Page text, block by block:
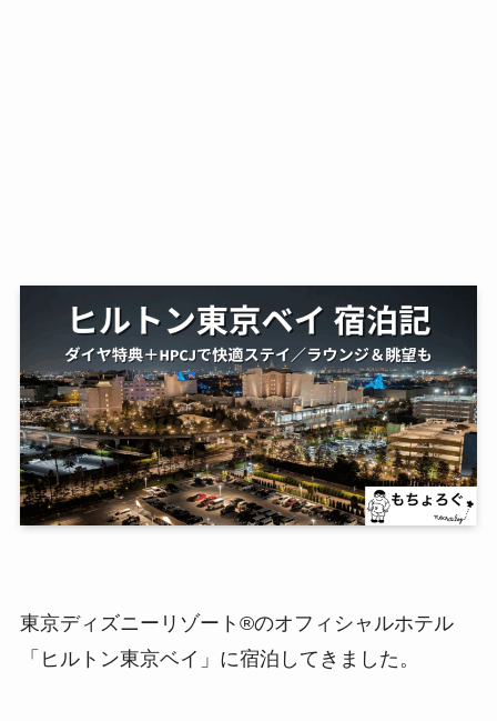
東京ディズニーリゾート®のオフィシャルホテル
「ヒルトン東京ベイ」に宿泊してきました。